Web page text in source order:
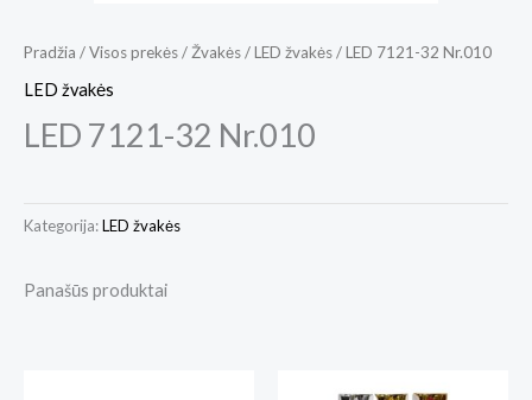
Pradžia /Visos prekės/ Žvakės/LED žvakės/ LED 7121-32 Nr.010
LED žvakės
LED 7121-32 Nr.010
Kategorija:LED žvakės
Panašūs produktai